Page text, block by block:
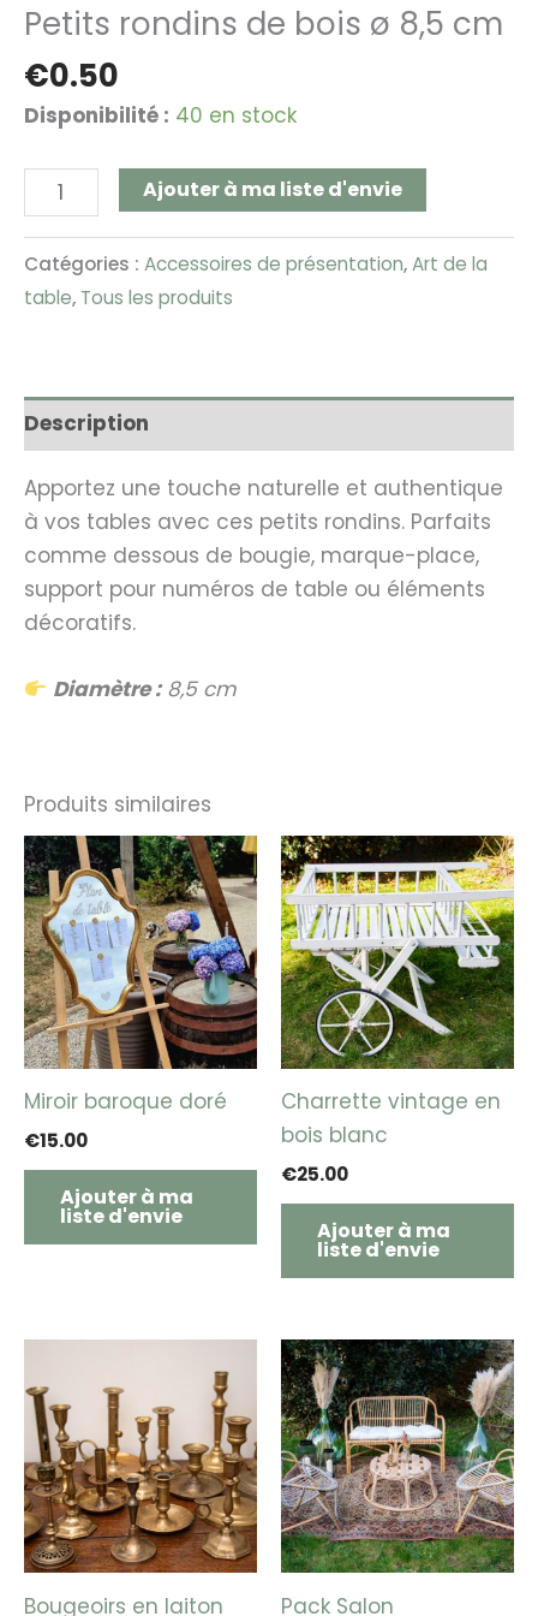
Petits rondins de bois ø 8,5 cm
€0.50
Disponibilité : 40 en stock
Ajouter à ma liste d'envie
Catégories : Accessoires de présentation,Art de la
table, Tous les produits
Description
Apportez une touche naturelle et authentique
à vos tables avec ces petits rondins. Parfaits
comme dessous de bougie, marque-place,
support pour numéros de table ou éléments
décoratifs.
Diamètre :8,5 cm
Produits similaires
Miroir baroque doré
€15.00
Ajouter à ma
liste d'envie
Charrette vintage en
bois blanc
€25.00
Ajouter à ma
liste d'envie
Bougeoirs en laiton Pack Salon